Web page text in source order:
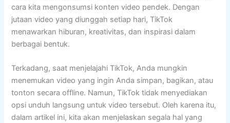
cara kita mengonsumsi konten video pendek. Dengan
jutaan video yang diunggah setiap hari, TikTok
menawarkan hiburan, kreativitas, dan inspirasi dalam
berbagai bentuk.
Terkadang, saat menjelajahi TikTok, Anda mungkin
menemukan video yang ingin Anda simpan, bagikan, atau
tonton secara offline. Namun, TikTok tidak menyediakan
opsi unduh langsung untuk video tersebut. Oleh karena itu,
dalam artikel ini, kita akan menjelaskan segala hal yang